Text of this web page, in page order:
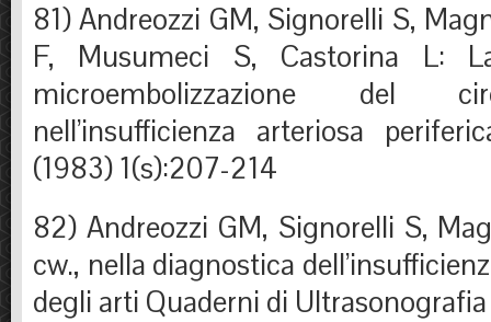
81) Andreozzi GM, Signorelli S,
F, Musumeci S, Castorina L:
microembolizzazione del
nell’insufficienza arteriosa
(1983) 1(s):207-214
82) Andreozzi GM, Signorelli S,
cw., nella diagnostica
degli arti Quaderni di Ultrasonografia